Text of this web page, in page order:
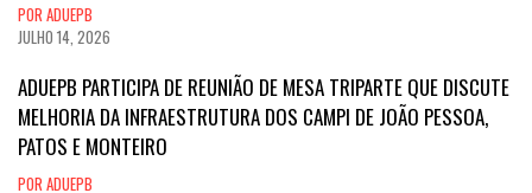
POR ADUEPB
JULHO 14, 2026
ADUEPB PARTICIPA DE REUNIÃO DE MESA TRIPARTE QUE DISCUTE
MELHORIA DA INFRAESTRUTURA DOS CAMPI DE JOÃO PESSOA,
PATOS E MONTEIRO
POR ADUEPB